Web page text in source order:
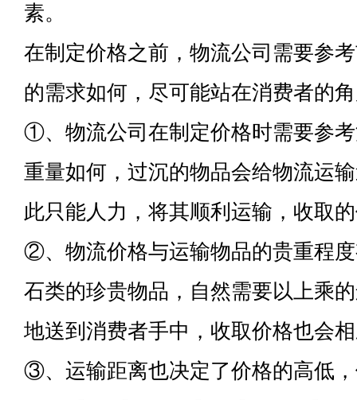
素。
在制定价格之前，物流公司需要参
的需求如何，尽可能站在消费者的
①、物流公司在制定价格时需要参
重量如何，过沉的物品会给物流运
此只能人力，将其顺利运输，收取
②、物流价格与运输物品的贵重程
石类的珍贵物品，自然需要以上乘
地送到消费者手中，收取价格也会
③、运输距离也决定了价格的高低